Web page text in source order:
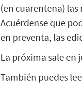
(en cuarentena) las
Acuérdense que
en preventa, las
La próxima sale en
También puedes